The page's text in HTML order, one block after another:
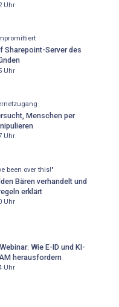
Uhr
Sharepoint-Server des
Uhr
Menschen per
Uhr
been over this!"
Bären verhandelt und
erklärt
Uhr
Wie E-ID und KI-
herausfordern
Uhr